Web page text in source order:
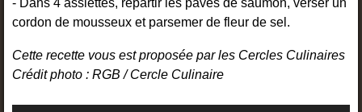
- Dans 4 assiettes, répartir les pavés de saumon, verser un
cordon de mousseux et parsemer de fleur de sel.
Cette recette vous est proposée par les Cercles Culinaires
Crédit photo : RGB / Cercle Culinaire